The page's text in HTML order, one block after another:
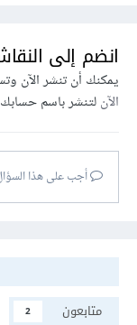
انضم إلى
يمكنك أن تنشر الآن
الآنلتنشر باسم حسابك.
أجب على هذا
متابعون
2